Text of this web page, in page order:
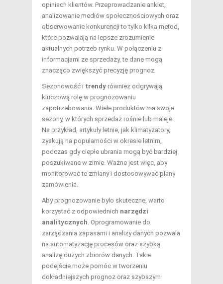
opiniach klientów. Przeprowadzanie ankiet,
analizowanie mediów społecznościowych oraz
obserwowanie konkurencji to tylko kilka metod,
które pozwalają na lepsze zrozumienie
aktualnych potrzeb rynku. W połączeniu z
informacjami ze sprzedaży, te dane mogą
znacząco zwiększyć precyzję prognoz.
Sezonowość i trendy również odgrywają
kluczową rolę w prognozowaniu
zapotrzebowania. Wiele produktów ma swoje
sezony, w których sprzedaż rośnie lub maleje.
Na przykład, artykuły letnie, jak klimatyzatory,
zyskują na popularności w okresie letnim,
podczas gdy ciepłe ubrania mogą być bardziej
poszukiwane w zimie. Ważne jest więc, aby
monitorować te zmiany i dostosowywać plany
zamówienia.
Aby prognozowanie było skuteczne, warto
korzystać z odpowiednich narzędzi
analitycznych . Oprogramowanie do
zarządzania zapasami i analizy danych pozwala
na automatyzację procesów oraz szybką
analizę dużych zbiorów danych. Takie
podejście może pomóc w tworzeniu
dokładniejszych prognoz oraz szybszym